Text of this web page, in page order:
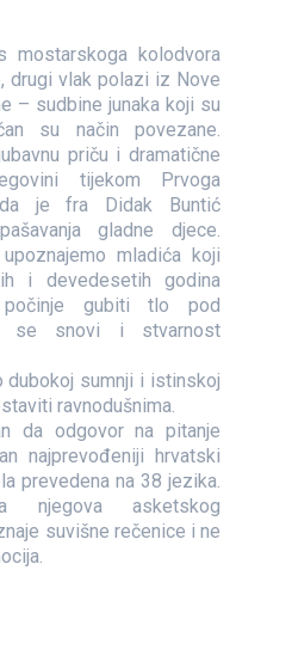
mostarskoga kolodvora
drugi vlak polazi iz Nove
– sudbine junaka koji su
su način povezane.
priču i dramatične
tijekom Prvoga
je fra Didak Buntić
gladne djece.
mladića koji
i devedesetih godina
počinje gubiti tlo pod
se snovi i stvarnost
dubokoj sumnji i istinskoj
ravnodušnima.
da odgovor na pitanje
najprevođeniji hrvatski
prevedena na 38 jezika.
njegova asketskog
suvišne rečenice i ne